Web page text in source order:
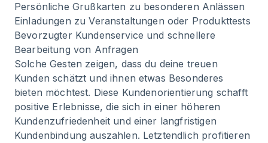
Persönliche Grußkarten zu besonderen Anlässen
Einladungen zu Veranstaltungen oder Produkttests
Bevorzugter Kundenservice und schnellere
Bearbeitung von Anfragen
Solche Gesten zeigen, dass du deine treuen
Kunden schätzt und ihnen etwas Besonderes
bieten möchtest. Diese Kundenorientierung schafft
positive Erlebnisse, die sich in einer höheren
Kundenzufriedenheit und einer langfristigen
Kundenbindung auszahlen. Letztendlich profitieren